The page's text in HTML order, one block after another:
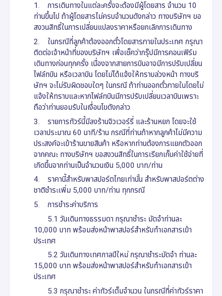
1. การเดินทางในแต่ละครั้งจะต้องมีผู้โดยสาร จำนวน 10
ท่านขึ้นไป ถ้าผู้โดยสารไม่ครบจำนวนดังกล่าว ทางบริษัทฯ ขอ
สงวนสิทธิ์ในการเปลี่ยนแปลงราคาหรือยกเลิกการเดินทาง
2. ในกรณีที่ลูกค้าต้องออกตั๋วโดยสารภายในประเทศ กรุณา
ติดต่อเจ้าหน้าที่ของบริษัทฯ เพื่อเช็คว่ากรุ๊ปมีการคอนเฟิร์ม
เดินทางก่อนทุกครั้ง เนื่องจากสายการบินอาจมีการปรับเปลี่ยน
ไฟล์ทบิน หรือเวลาบิน โดยไม่ได้แจ้งให้ทราบล่วงหน้า ทางบริ
ษัทฯ จะไม่รับผิดชอบใดๆ ในกรณี ถ้าท่านออกตั๋วภายในโดยไม่
แจ้งให้ทราบและหากไฟล์ทบินมีการปรับเปลี่ยนเวลาบินเพราะ
ถือว่าท่านยอมรับในเงื่อนไขดังกล่าว
3. รายการทัวร์นี้มีลงร้านจิวเวอร์รี่ และร้านหยก โดยจะใช้
เวลาประมาณ 60 นาที/ร้าน กรณีที่ท่านถ้าหากลูกค้าไม่มีความ
ประสงค์จะเข้าร้านขายสินค้า หรือหากท่านต้องการแยกตัวออก
จากคณะ ทางบริษัทฯ ขอสงวนสิทธิ์ในการเรียกเก็บค่าใช้จ่ายที่
เกิดขึ้นจากท่านเป็นจำนวนเงิน 5,000 บาท/ท่าน
4. ราคานี้สำหรับพาสปอร์ตไทยเท่านั้น สำหรับพาสปอร์ตต่าง
ชาติชำระเพิ่ม 5,000 บาท/ท่าน ทุกกรณี
5. การชำระค่าบริการ
5.1 วันเดินทางธรรมดา กรุณาชำระ มัดจำท่านละ
10,000 บาท พร้อมส่งหน้าพาสปอร์สำหรับทำเอกสารเข้า
ประเทศ
5.2 วันเดินทางเทศกาลปีใหม่ กรุณาชำระมัดจำ ท่านละ
15,000 บาท พร้อมส่งหน้าพาสปอร์สำหรับทำเอกสารเข้า
ประเทศ
5.3 กรุณาชำระ ค่าทัวร์เต็มจำนวน ในกรณีที่ค่าทัวร์ราคา